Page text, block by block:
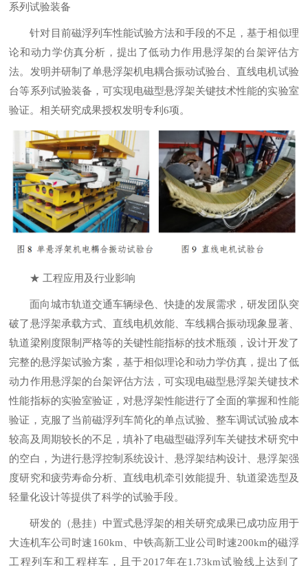
系列试验装备
针对目前磁浮列车性能试验方法和手段的不足，基于相似理
论和动力学仿真分析，提出了低动力作用悬浮架的台架评估方
法。发明并研制了单悬浮架机电耦合振动试验台、直线电机试验
台等系列试验装备，可实现电磁型悬浮架关键技术性能的实验室
验证。相关研究成果授权发明专利6项。
★ 工程应用及行业影响
面向城市轨道交通车辆绿色、快捷的发展需求，研发团队突
破了悬浮架承载方式、直线电机效能、车线耦合振动现象显著、
轨道梁刚度限制严格等的关键性能指标的技术瓶颈，设计开发了
完整的悬浮架试验方案，基于相似理论和动力学仿真，提出了低
动力作用悬浮架的台架评估方法，可实现电磁型悬浮架关键技术
性能指标的实验室验证，对悬浮架性能进行了全面的掌握和性能
验证，克服了当前磁浮列车简化的单点试验、整车调试试验成本
较高及周期较长的不足，填补了电磁型磁浮列车关键技术研究中
的空白，为进行悬浮控制系统设计、悬浮架结构设计、悬浮架强
度研究和疲劳寿命分析、直线电机牵引效能提升、轨道梁选型及
轻量化设计等提供了科学的试验手段。
研发的（悬挂）中置式悬浮架的相关研究成果已成功应用于
大连机车公司时速160km、中铁高新工业公司时速200km的磁浮
工程列车和工程样车，且于2017年在1.73km试验线上达到了